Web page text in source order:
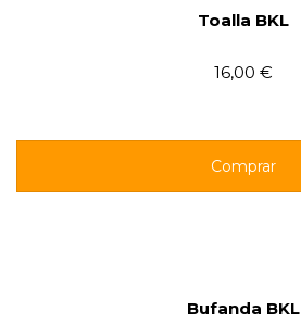
Toalla BKL
16,00 €
Comprar
Bufanda BKL